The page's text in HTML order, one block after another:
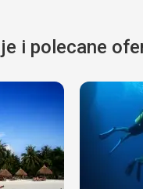
i polecane